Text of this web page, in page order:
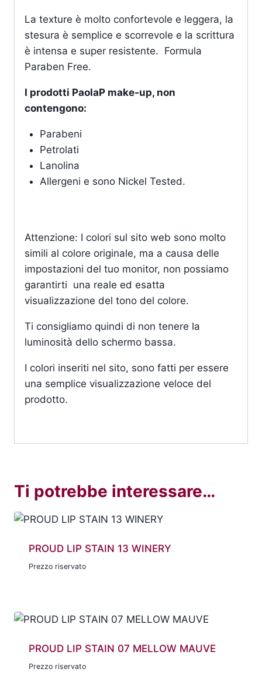
La texture è molto confortevole e leggera, la
stesura è semplice e scorrevole e la scrittura
è intensa e super resistente. Formula
Paraben Free.
I prodotti PaolaP make-up, non
contengono:
Parabeni
Petrolati
Lanolina
Allergeni e sono Nickel Tested.
Attenzione: I colori sul sito web sono molto
simili al colore originale, ma a causa delle
impostazioni del tuo monitor, non possiamo
garantirti una reale ed esatta
visualizzazione del tono del colore.
Ti consigliamo quindi di non tenere la
luminosità dello schermo bassa.
I colori inseriti nel sito, sono fatti per essere
una semplice visualizzazione veloce del
prodotto.
Ti potrebbe interessare…
PROUD LIP STAIN 13 WINERY
Prezzo riservato
PROUD LIP STAIN 07 MELLOW MAUVE
Prezzo riservato